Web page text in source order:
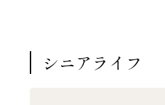
シニアライフ